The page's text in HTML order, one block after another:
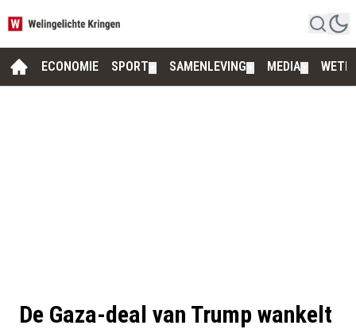
ECONOMIE SPORT SAMENLEVING MEDIA
De Gaza-deal van Trump wankelt